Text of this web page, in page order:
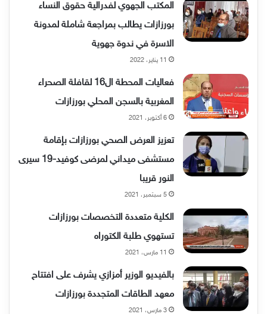
المكتب الجهوي لفدرالية حقوق النساء
بورزازات يطالب بمراجعة شاملة لمدونة
الاسرة في ندوة جهوية
11 يناير، 2022
فعاليات المحطة ال16 لقافلة الصحراء
المغربية بالسجن المحلي بورزازات
6 أكتوبر، 2021
تعزيز العرض الصحي بورزازات بإقامة
مستشفى ميداني لمرضى كوفيد-19 سيرى
النور قريبا
5 سبتمبر، 2021
الكلية متعددة التخصصات بورزازات
تستهوي طلبة الكتوراه
11 مارس، 2021
بالفيديو الوزير أمزازي يشرف على افتتاح
معهد الطاقات المتجددة بورزازات
3 مارس، 2021